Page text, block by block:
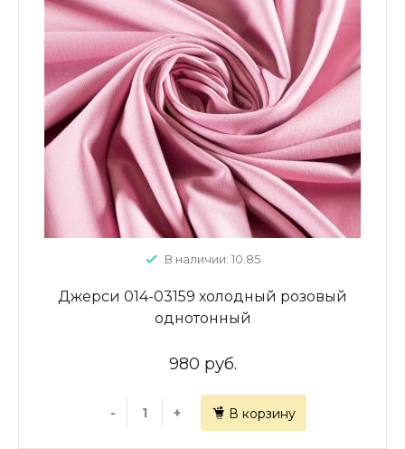
В наличии: 10.85
Джерси 014-03159 холодный розовый
однотонный
980 руб.
- + В корзину